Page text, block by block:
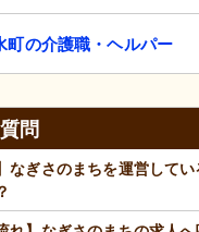
町の介護職・ヘルパー
問
なぎさのまちを運営して